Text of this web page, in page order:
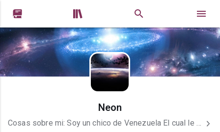
 
Neon
Cosas sobre mi: Soy un chico de Venezuela El cual le gusta la literatura, Me encanta hacer libros de Zombis o genero relacionado a la fantasía y aventura. Soy Cariñoso, amable, un poco terco y sincero. Libros de que me han encantado: ¿Quien mato a Alex?, 20:17, El despertar z y desfile macabro. mis géneros Favoritos Son. Libros interactivos. (me fascinan) Aventura. Zombis. terror. Misterio.